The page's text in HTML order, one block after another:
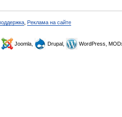
Реклама на сайте
Joomla, Drupal, WordPress,